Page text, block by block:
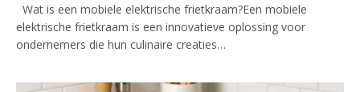
Wat is een mobiele elektrische frietkraam?Een mobiele
elektrische frietkraam is een innovatieve oplossing voor
ondernemers die hun culinaire creaties…